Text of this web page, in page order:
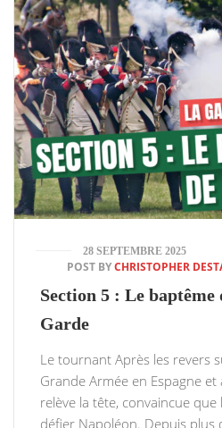
28 SEPTEMBRE 2025
POST BYCHRISTOPHER
Section 5 : Le baptême
Garde
Le tournant Après les revers
Grande Armée en Espagne et
relève la tête, convaincue
défier Napoléon. Depuis plus